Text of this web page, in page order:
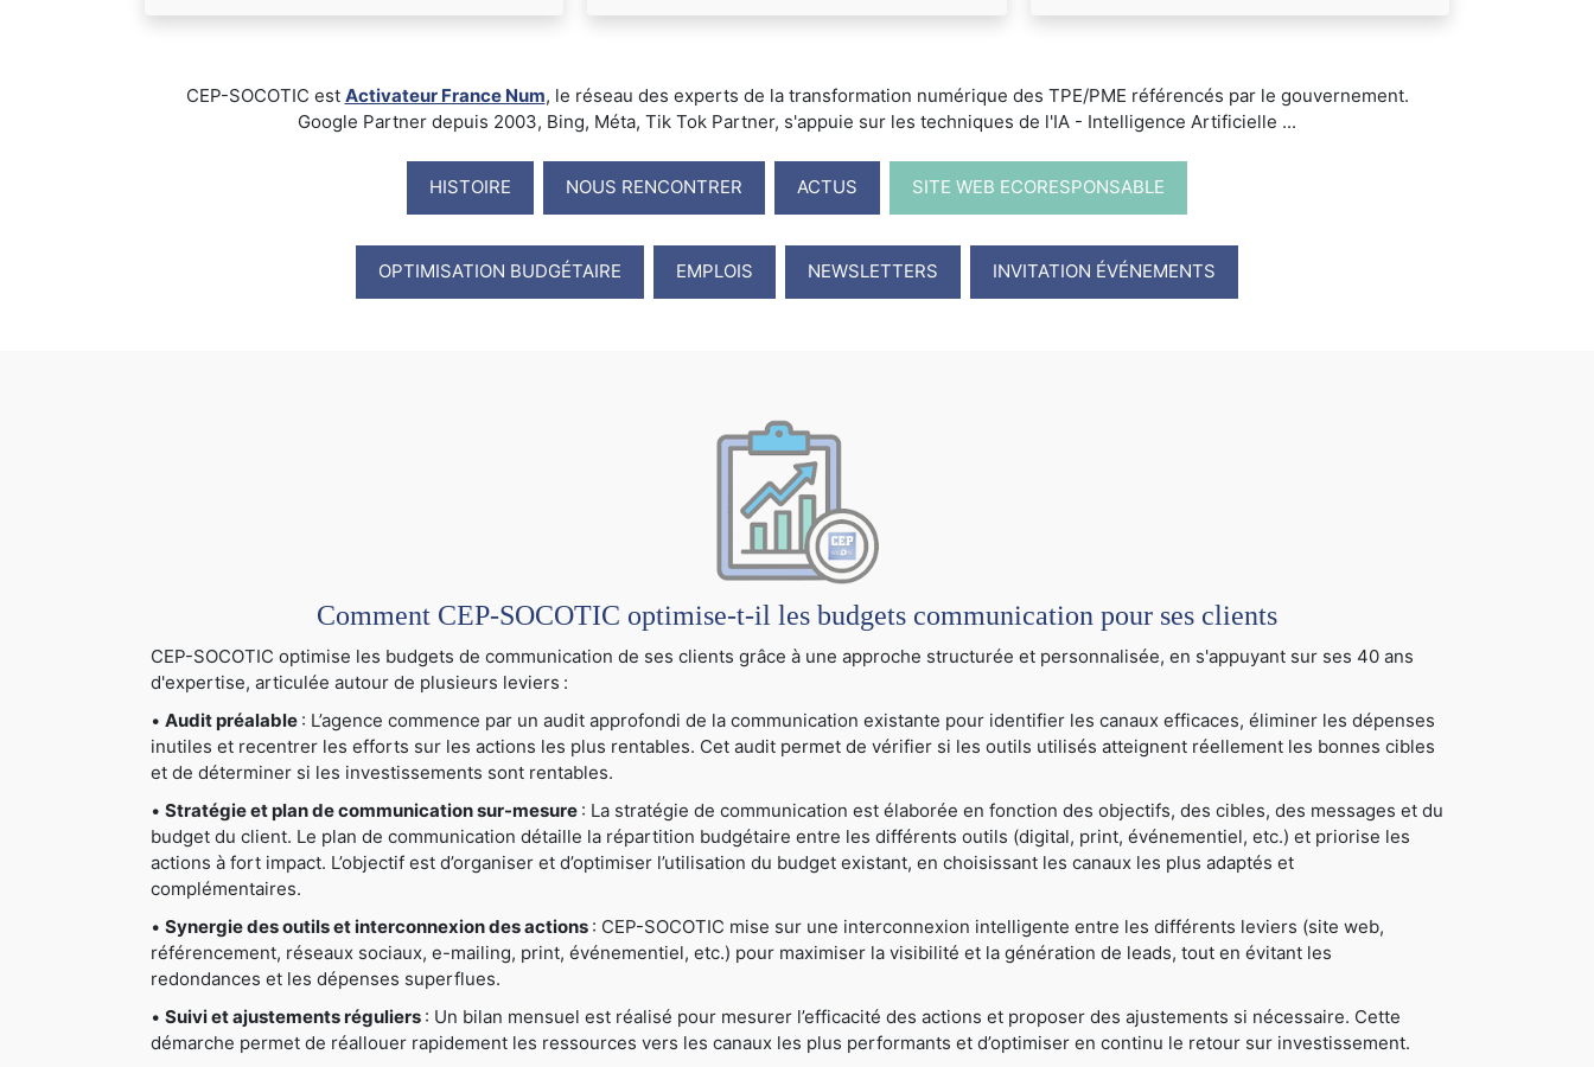
CEP-SOCOTIC est Activateur France Num, le réseau des experts de la transformation numérique des TPE/PME référencés par le gouvernement.
Google Partner depuis 2003, Bing, Méta, Tik Tok Partner, s'appuie sur les techniques de l'IA - Intelligence Artificielle ...
HISTOIRE NOUS RENCONTRER ACTUS SITE WEB ECORESPONSABLE
OPTIMISATION BUDGÉTAIRE EMPLOIS NEWSLETTERS INVITATION ÉVÉNEMENTS
Comment CEP-SOCOTIC optimise-t-il les budgets communication pour ses clients
CEP-SOCOTIC optimise les budgets de communication de ses clients grâce à une approche structurée et personnalisée, en s'appuyant sur ses 40 ans
d'expertise, articulée autour de plusieurs leviers :
• Audit préalable : L’agence commence par un audit approfondi de la communication existante pour identifier les canaux efficaces, éliminer les dépenses
inutiles et recentrer les efforts sur les actions les plus rentables. Cet audit permet de vérifier si les outils utilisés atteignent réellement les bonnes cibles
et de déterminer si les investissements sont rentables.
• Stratégie et plan de communication sur-mesure : La stratégie de communication est élaborée en fonction des objectifs, des cibles, des messages et du
budget du client. Le plan de communication détaille la répartition budgétaire entre les différents outils (digital, print, événementiel, etc.) et priorise les
actions à fort impact. L’objectif est d’organiser et d’optimiser l’utilisation du budget existant, en choisissant les canaux les plus adaptés et
complémentaires.
• Synergie des outils et interconnexion des actions : CEP-SOCOTIC mise sur une interconnexion intelligente entre les différents leviers (site web,
référencement, réseaux sociaux, e-mailing, print, événementiel, etc.) pour maximiser la visibilité et la génération de leads, tout en évitant les
redondances et les dépenses superflues.
• Suivi et ajustements réguliers : Un bilan mensuel est réalisé pour mesurer l’efficacité des actions et proposer des ajustements si nécessaire. Cette
démarche permet de réallouer rapidement les ressources vers les canaux les plus performants et d’optimiser en continu le retour sur investissement.